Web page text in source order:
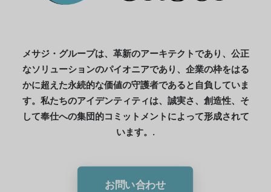
メサジ・グループは、革新のアーキテクトであり、公正
なソリューションのパイオニアであり、企業の枠をはる
かに超えた永続的な価値の守護者であると自負していま
す。私たちのアイデンティティは、誠実さ、創造性、そ
して奉仕への集団的コミットメントによって形成されて
います。.
お問い合わせ